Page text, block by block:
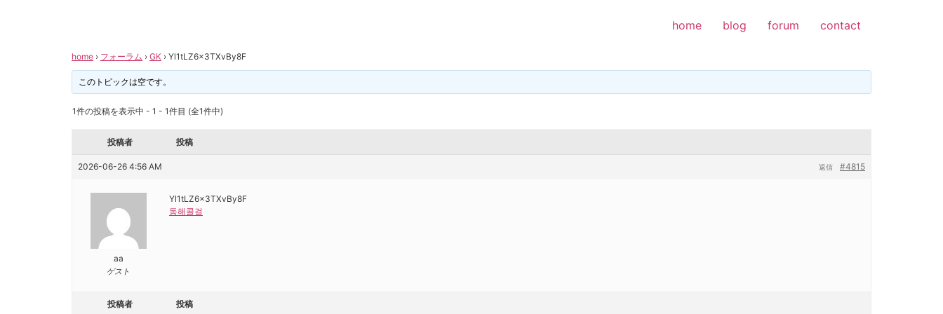
home blog forum contact
home › フォーラム › GK › Yl1tLZ6x3TXvBy8F
このトピックは空です。
1件の投稿を表示中 - 1 - 1件目 (全1件中)
投稿者 投稿
2026-06-26 4:56 AM #4815
返信
aa
ゲスト
Yl1tLZ6x3TXvBy8F
동해콜걸
投稿者 投稿